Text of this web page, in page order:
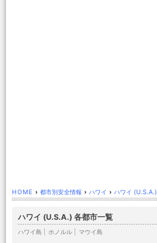
HOME › 都市別安全情報 › ハワイ › ハワイ (U.S.A.)
ハワイ (U.S.A.) 各都市一覧
ハワイ島 ホノルル マウイ島